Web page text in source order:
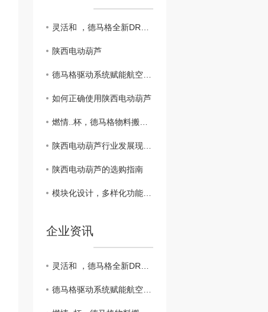
灵活和 ，德马格全新DRC-D3无线遥控器
陕西电动葫芦
德马格驱动系统赋能航空发动机测试厂房超大平移门，筑牢高端航修装备运行根基
如何正确使用陕西电动葫芦
燃情..杯，德马格物料搬运解决方案为赛场保驾护航
陕西电动葫芦行业发展现状分析
陕西电动葫芦的选购指南
模块化设计，多样化功能，德马格推出新款MPW卷扬机
企业资讯
灵活和 ，德马格全新DRC-D3无线遥控器
德马格驱动系统赋能航空发动机测试厂房超大平移门，筑牢高端航修装备运行根基